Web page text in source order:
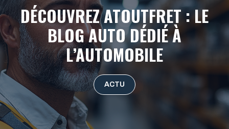
DÉCOUVREZ ATOUTFRET : LE
BLOG AUTO DÉDIÉ À
L’AUTOMOBILE
ACTU